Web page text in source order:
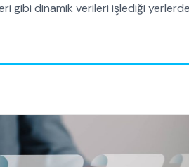
gibi dinamik verileri işlediği